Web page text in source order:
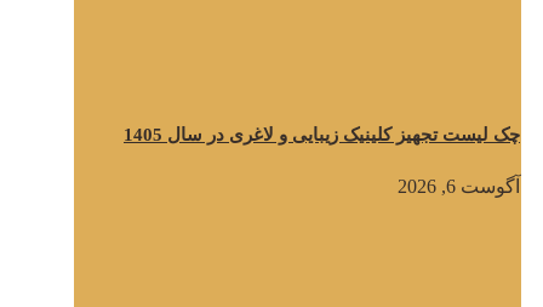
چک لیست تجهیز کلینیک زیبایی و لاغری در سال 1405
آگوست 6, 2026